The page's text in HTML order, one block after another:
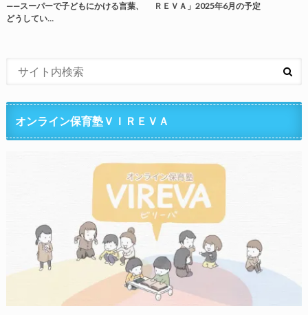
——スーパーで子どもにかける言葉、
どうしてい…
ＲＥＶＡ」2025年6月の予定
オンライン保育塾ＶＩＲＥＶＡ